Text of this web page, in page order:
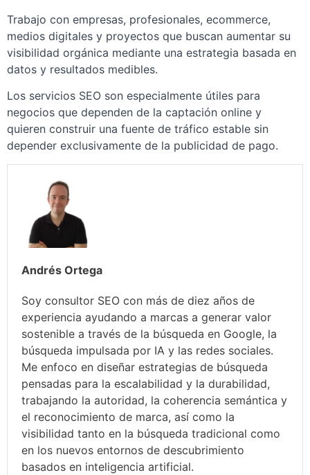
Trabajo con empresas, profesionales, ecommerce,
medios digitales y proyectos que buscan aumentar su
visibilidad orgánica mediante una estrategia basada en
datos y resultados medibles.
Los servicios SEO son especialmente útiles para
negocios que dependen de la captación online y
quieren construir una fuente de tráfico estable sin
depender exclusivamente de la publicidad de pago.
Andrés Ortega
Soy consultor SEO con más de diez años de
experiencia ayudando a marcas a generar valor
sostenible a través de la búsqueda en Google, la
búsqueda impulsada por IA y las redes sociales.
Me enfoco en diseñar estrategias de búsqueda
pensadas para la escalabilidad y la durabilidad,
trabajando la autoridad, la coherencia semántica y
el reconocimiento de marca, así como la
visibilidad tanto en la búsqueda tradicional como
en los nuevos entornos de descubrimiento
basados en inteligencia artificial.